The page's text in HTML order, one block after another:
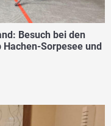
Besuch bei den
Sorpesee und